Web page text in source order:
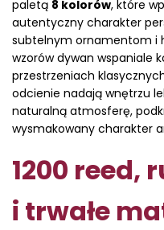
paletą 8 kolorów, które
autentyczny charakter
subtelnym ornamentom i
wzorów dywan wspaniale
przestrzeniach
odcienie nadają wnętrzu
naturalną atmosferę,
wysmakowany charakter
1200 reed,
i trwałe